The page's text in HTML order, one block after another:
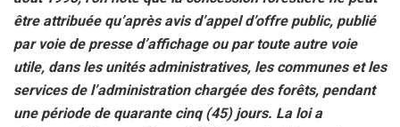
être attribuée qu’après avis d’appel d’offre public, publié
par voie de presse d’affichage ou par toute autre voie
utile, dans les unités administratives, les communes et les
services de l’administration chargée des forêts, pendant
une période de quarante cinq (45) jours. La loi a